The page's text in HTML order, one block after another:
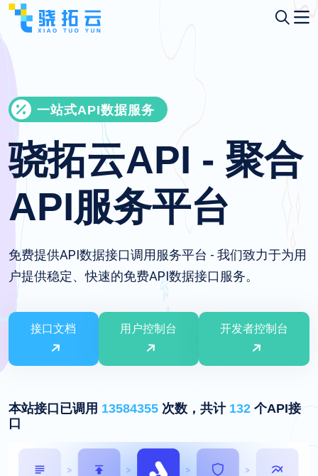
一站式API数据服务
骁拓云API - 聚合
API服务平台
免费提供API数据接口调用服务平台 - 我们致力于为用
户提供稳定、快速的免费API数据接口服务。
接口文档 用户控制台 开发者控制台
本站接口已调用 13584355 次数，共计 132 个API接
口